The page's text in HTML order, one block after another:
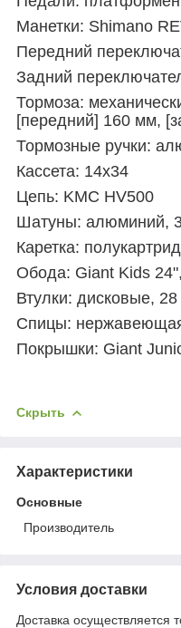
Манетки: Shimano
Передний
Задний
Тормоза:
[передний] 160 мм,
Тормозные ручки:
Кассета: 14x34
Цепь: KMC HV500
Шатуны: алюминий,
Каретка:
Обода: Giant Kids
Втулки: дисковые, 28
Спицы:
Покрышки: Giant
Скрыть
Характеристики
Основные
Производитель
Условия доставки
Доставка осуществляется